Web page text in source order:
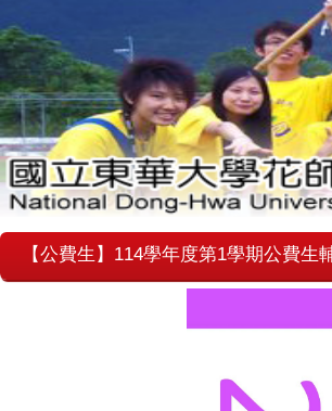
【公費生】114學年度第1學期公費生